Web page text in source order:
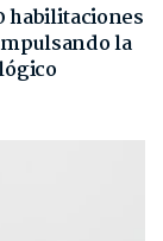
habilitaciones
la